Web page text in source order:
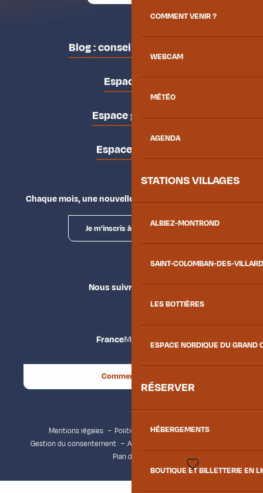
COMMENT VENIR ?
WEBCAM
MÉTÉO
AGENDA
STATIONS VILLAGES
ALBIEZ-MONTROND
SAINT-COLOMBAN-DES-
LES BOTTIÈRES
ESPACE NORDIQUE DU GRAND
RÉSERVER
HÉBERGEMENTS
BOUTIQUE ET BILLETTERIE EN
Blog : conseils des locaux
Espace pro
Espace groupes
Espace presse
Chaque mois, une nouvelle façon d'explorer la vallée.
Je m'inscris à la newsletter
Nous suivre
FranceMaurienne
Comment venir ?
Mentions légales
Politique de confidentialité
Gestion du consentement
Accessibilité : non conforme
Plan du site